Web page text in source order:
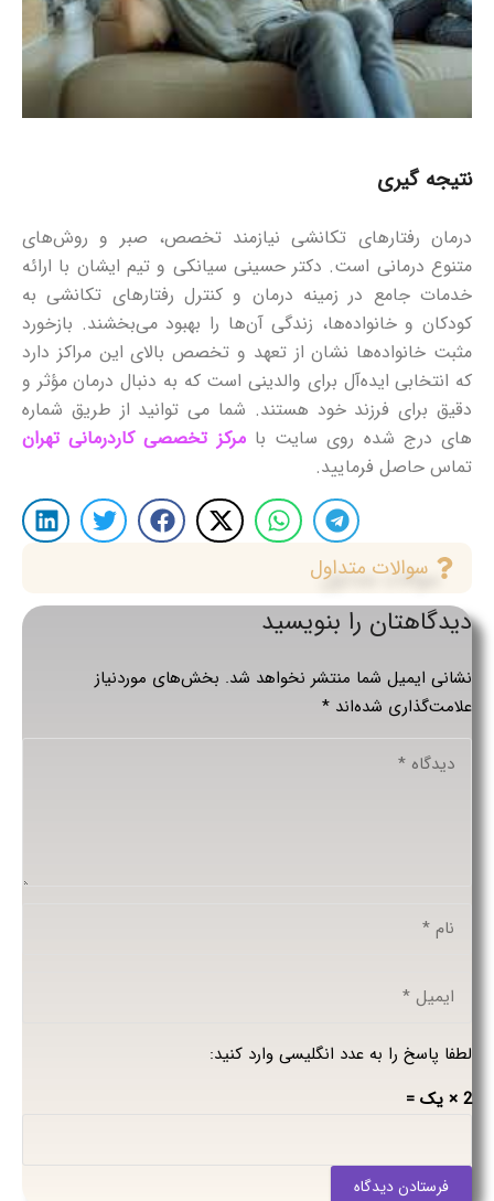
نتیجه‌ گیری
درمان رفتارهای تکانشی نیازمند تخصص، صبر و روش‌های
متنوع درمانی است. دکتر حسینی سیانکی و تیم ایشان با ارائه
خدمات جامع در زمینه درمان و کنترل رفتارهای تکانشی به
کودکان و خانواده‌ها، زندگی آن‌ها را بهبود می‌بخشند. بازخورد
مثبت خانواده‌ها نشان از تعهد و تخصص بالای این مراکز دارد
که انتخابی ایده‌آل برای والدینی است که به دنبال درمان مؤثر و
دقیق برای فرزند خود هستند. شما می توانید از طریق شماره
های درج شده روی سایت بامرکز تخصصی کاردرمانی تهران
تماس حاصل فرمایید.
سوالات متداول
دیدگاهتان را بنویسید
نشانی ایمیل شما منتشر نخواهد شد. بخش‌های موردنیاز
علامت‌گذاری شده‌اند *
لطفا پاسخ را به عدد انگلیسی وارد کنید:
2 × یک =
فرستادن دیدگاه